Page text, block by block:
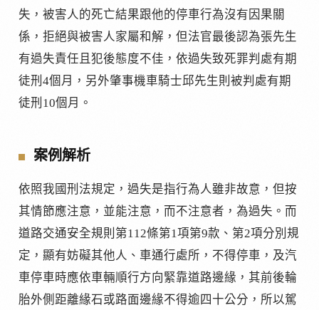
失，被害人的死亡結果跟他的停車行為沒有因果關
係，拒絕與被害人家屬和解，但法官最後認為張先生
有過失責任且犯後態度不佳，依過失致死罪判處有期
徒刑4個月，另外肇事機車騎士邱先生則被判處有期
徒刑10個月。
案例解析
依照我國刑法規定，過失是指行為人雖非故意，但按
其情節應注意，並能注意，而不注意者，為過失。而
道路交通安全規則第112條第1項第9款、第2項分別規
定，顯有妨礙其他人、車通行處所，不得停車，及汽
車停車時應依車輛順行方向緊靠道路邊緣，其前後輪
胎外側距離緣石或路面邊緣不得逾四十公分，所以駕